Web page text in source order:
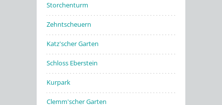
Storchenturm
Zehntscheuern
Katz'scher Garten
Schloss Eberstein
Kurpark
Clemm'scher Garten